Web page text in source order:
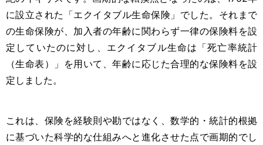
に設立された「エクイタブル生命保険」でした。それまで
の生命保険が、加入者の年齢に関わらず一律の保険料を設
定していたのに対し、エクイタブル生命は「死亡率統計
（生命表）」を用いて、年齢に応じた合理的な保険料を設
定しました。
これは、保険を経験則や勘ではなく、数学的・統計的根拠
に基づいた科学的な仕組みへと進化させた点で画期的でし